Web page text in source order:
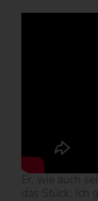
Er, wie auch
das Stück. Ich